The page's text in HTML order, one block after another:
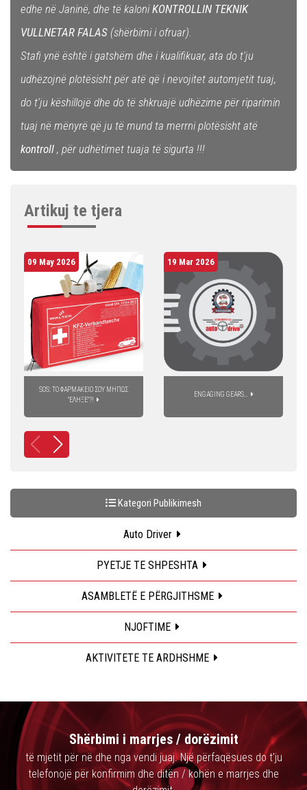
edhe në Janinë, dhe të kaloniKONTROLLIN TEKNIK
VULLNETAR FALAS (shërbimi i ofruar).
Stafi ynë është i gatshëm dhe i kualifikuar, ata do t'ju
udhëzojnë plotësisht për atë që i nevojitet automjetit tuaj,
do t'ju këshillojë dhe do të shkruajë udhëzime për riparimin
tuaj në mënyrë që ju të mund ta merrni plotësisht atë
kontroll , për udhëtimet tuaja të sigurta !!!
Artikuj te tjera
09 May 2026
SOS: ΤΟ ΦΑΡΜΑΚΕΙΟ ΣΟΥ ΜΗΠΩΣ
"ΕΛΗΞΕ"?!
19 Mar 2026
ENGAGING GEARS...
Kategori Publikimesh
Auto Driver
PYETJE TE SHPESHTA
ASAMBLETË E PËRGJITHSME
NJOFTIME
AKTIVITETE TE ARDHSHME
Shërbimi i marrjes / dorëzimit
të mjetit për në dhe nga vendi juaj. Një përfaqësues do t'ju
telefonojë për konfirmim dhe ditën / kohën e marrjes dhe